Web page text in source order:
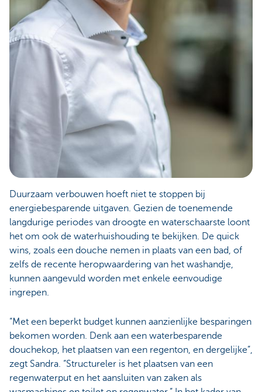
Duurzaam verbouwen hoeft niet te stoppen bij
energiebesparende uitgaven. Gezien de toenemende
langdurige periodes van droogte en waterschaarste loont
het om ook de waterhuishouding te bekijken. De quick
wins, zoals een douche nemen in plaats van een bad, of
zelfs de recente heropwaardering van het washandje,
kunnen aangevuld worden met enkele eenvoudige
ingrepen.
“Met een beperkt budget kunnen aanzienlijke besparingen
bekomen worden. Denk aan een waterbesparende
douchekop, het plaatsen van een regenton, en dergelijke”,
zegt Sandra. “Structureler is het plaatsen van een
regenwaterput en het aansluiten van zaken als